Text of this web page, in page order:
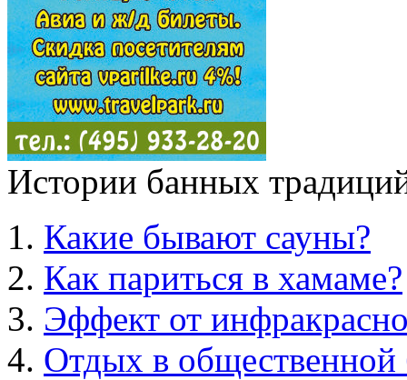
Истории банных
Какие бывают сауны?
Как париться в хамаме?
Эффект от
Отдых в общественной